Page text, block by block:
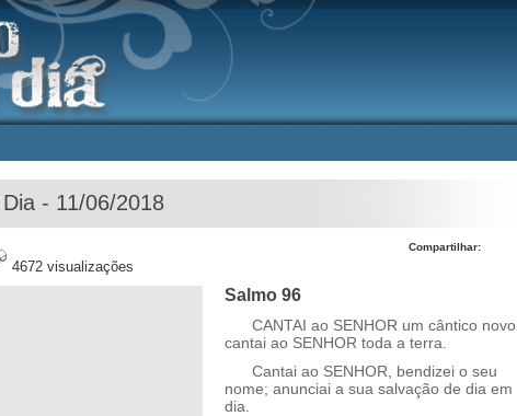
- 11/06/2018
4672 visualizações
Compartilhar:
Salmo 96
CANTAI ao SENHOR um cântico novo,
cantai ao SENHOR toda a terra.
Cantai ao SENHOR, bendizei o seu
nome; anunciai a sua salvação de dia em
dia.